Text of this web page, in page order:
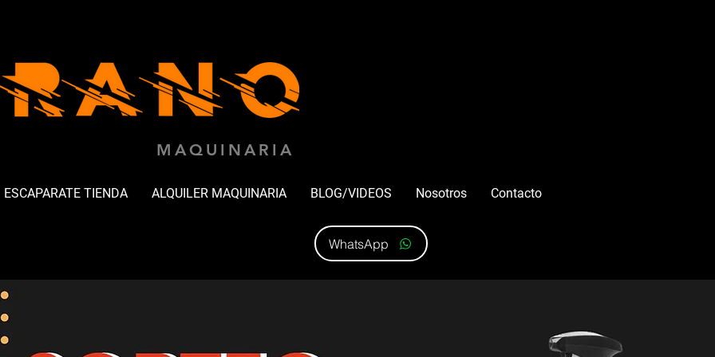
MAQUINARIA
ESCAPARATE TIENDA ALQUILER MAQUINARIA BLOG/VIDEOS Nosotros Contacto
WhatsApp